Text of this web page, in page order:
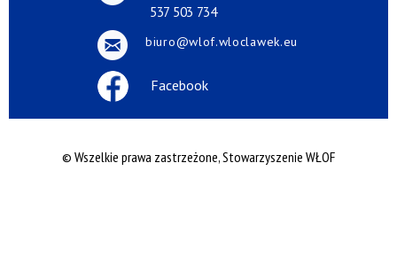
537 503 734
biuro@wlof.wloclawek.eu
Facebook
© Wszelkie prawa zastrzeżone, Stowarzyszenie WŁOF